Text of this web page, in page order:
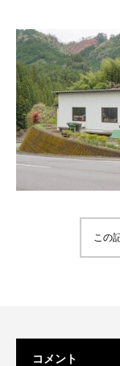
この
コメント